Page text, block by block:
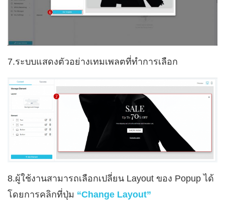
7.ระบบแสดงตัวอย่างเทมเพลตที่ทำการเลือก
8.ผู้ใช้งานสามารถเลือกเปลี่ยน Layout ของ Popup ได้
โดยการคลิกที่ปุ่ม “Change Layout”